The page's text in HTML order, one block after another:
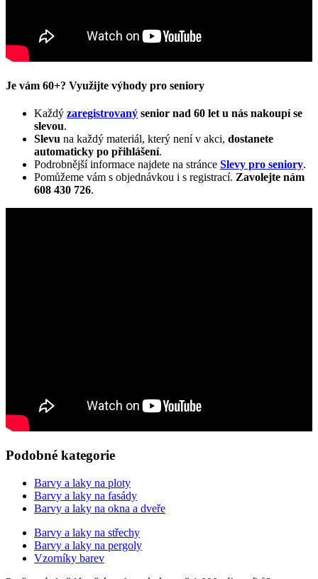
Je vám 60+? Využijte výhody pro seniory
Každý zaregistrovaný senior nad 60 let u nás nakoupí se
slevou.
Slevu na každý materiál, který není v akci, dostanete
automaticky po přihlášení.
Podrobnější informace najdete na stránce Slevy pro seniory.
Pomůžeme vám s objednávkou i s registrací. Zavolejte nám
608 430 726.
Podobné kategorie
Barvy a laky na ploty
Barvy a laky na fasády
Barvy a laky na okna a dveře
Barvy a laky na střechy
Barvy a laky na pergoly
Vzorníky barev